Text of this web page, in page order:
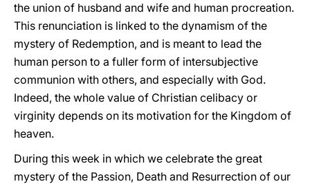
the union of husband and wife and human procreation.
This renunciation is linked to the dynamism of the
mystery of Redemption, and is meant to lead the
human person to a fuller form of intersubjective
communion with others, and especially with God.
Indeed, the whole value of Christian celibacy or
virginity depends on its motivation for the Kingdom of
heaven.
During this week in which we celebrate the great
mystery of the Passion, Death and Resurrection of our